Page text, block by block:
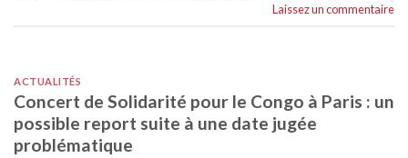
Laissez un commentaire
ACTUALITÉS
Concert de Solidarité pour le Congo à Paris : un
possible report suite à une date jugée
problématique